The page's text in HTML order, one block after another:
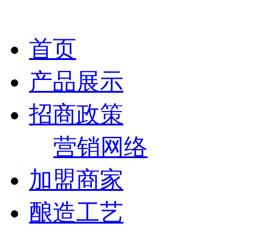
首页
产品展示
招商政策
营销网络
加盟商家
酿造工艺